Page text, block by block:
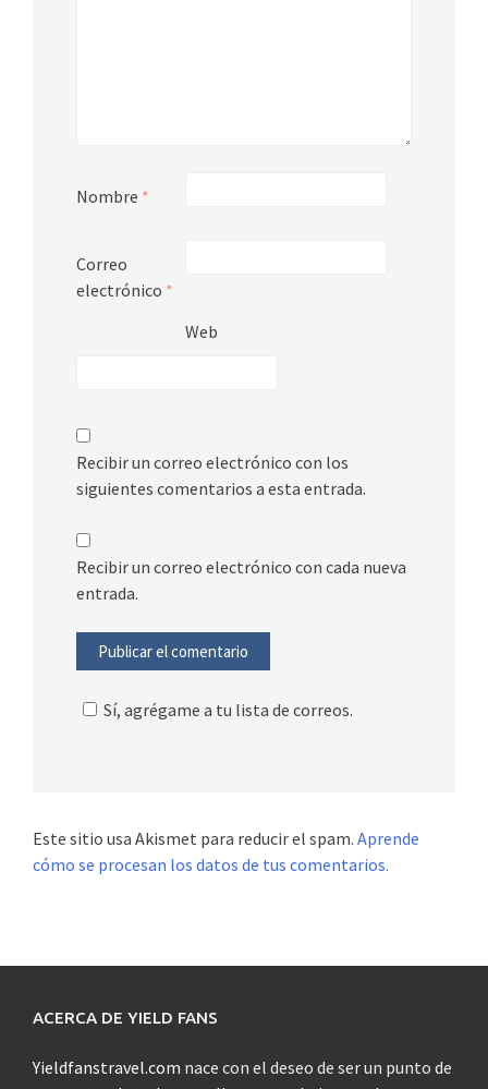
Nombre *
Correo
electrónico *
Web
Recibir un correo electrónico con los
siguientes comentarios a esta entrada.
Recibir un correo electrónico con cada nueva
entrada.
Sí, agrégame a tu lista de correos.
Este sitio usa Akismet para reducir el spam. Aprende
cómo se procesan los datos de tus comentarios.
ACERCA DE YIELD FANS
Yieldfanstravel.com nace con el deseo de ser un punto de